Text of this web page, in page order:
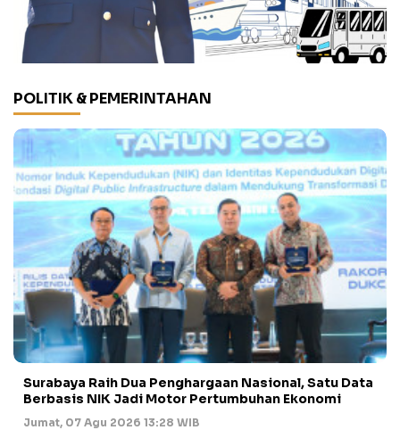
POLITIK & PEMERINTAHAN
Surabaya Raih Dua Penghargaan Nasional, Satu Data
Berbasis NIK Jadi Motor Pertumbuhan Ekonomi
Jumat, 07 Agu 2026 13:28 WIB